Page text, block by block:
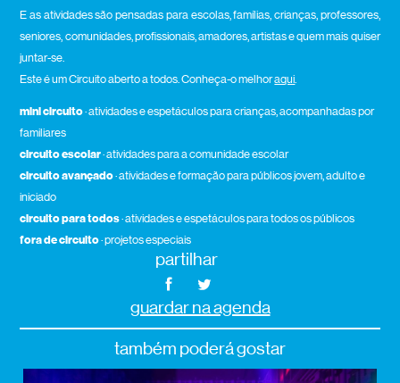
E as atividades são pensadas para escolas, famílias, crianças, professores,
seniores, comunidades, profissionais, amadores, artistas e quem mais quiser
juntar-se.
Este é um Circuito aberto a todos. Conheça-o melhoraqui.
mini circuito· atividades e espetáculos para crianças, acompanhadas por
familiares
circuito escolar· atividades para a comunidade escolar
circuito avançado· atividades e formação para públicos jovem, adulto e
iniciado
circuito para todos· atividades e espetáculos para todos os públicos
fora de circuito· projetos especiais
partilhar
guardar na agenda
também poderá gostar